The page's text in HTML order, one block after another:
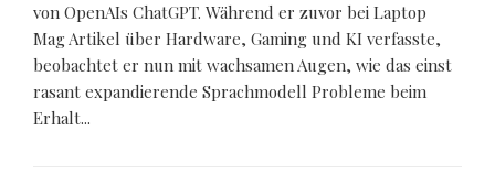
von OpenAIs ChatGPT. Während er zuvor bei Laptop
Mag Artikel über Hardware, Gaming und KI verfasste,
beobachtet er nun mit wachsamen Augen, wie das einst
rasant expandierende Sprachmodell Probleme beim
Erhalt...